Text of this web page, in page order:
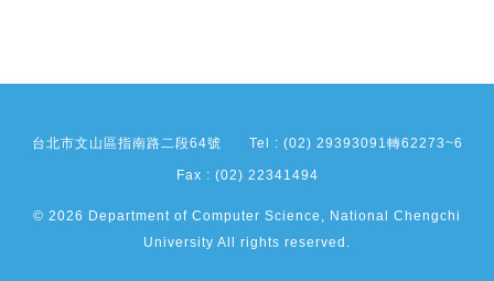
台北市文山區指南路二段64號 Tel : (02) 29393091轉62273~6
Fax : (02) 22341494
© 2026 Department of Computer Science, National Chengchi
University All rights reserved.